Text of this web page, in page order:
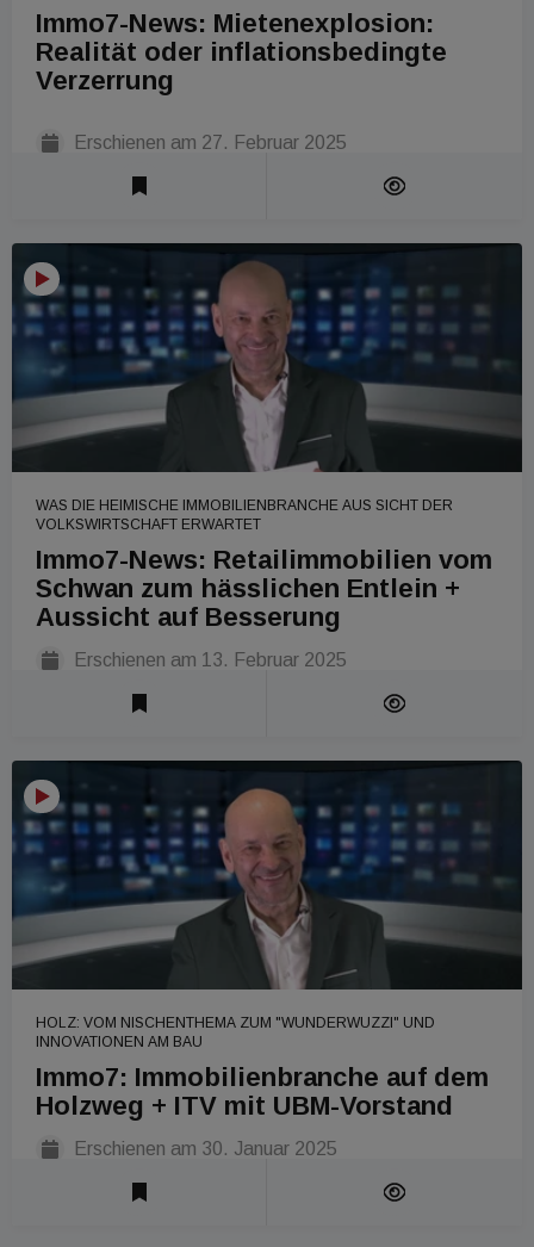
Immo7-News: Mietenexplosion:
Realität oder inflationsbedingte
Verzerrung
Erschienen am 27. Februar 2025
WAS DIE HEIMISCHE IMMOBILIENBRANCHE AUS SICHT DER
VOLKSWIRTSCHAFT ERWARTET
Immo7-News: Retailimmobilien vom
Schwan zum hässlichen Entlein +
Aussicht auf Besserung
Erschienen am 13. Februar 2025
HOLZ: VOM NISCHENTHEMA ZUM "WUNDERWUZZI" UND
INNOVATIONEN AM BAU
Immo7: Immobilienbranche auf dem
Holzweg + ITV mit UBM-Vorstand
Erschienen am 30. Januar 2025